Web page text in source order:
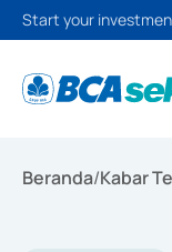
Start your
Beranda/Kabar